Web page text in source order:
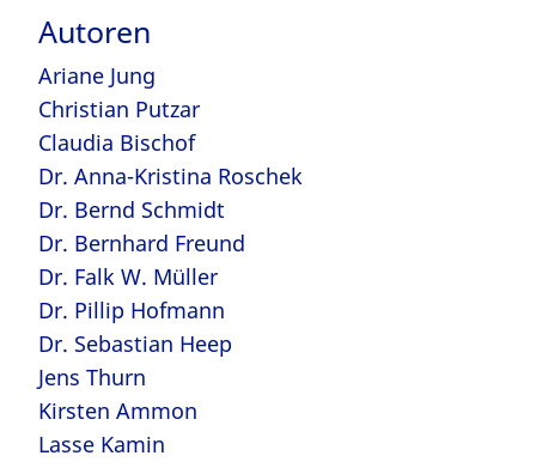
Autoren
Ariane Jung
Christian Putzar
Claudia Bischof
Dr. Anna-Kristina Roschek
Dr. Bernd Schmidt
Dr. Bernhard Freund
Dr. Falk W. Müller
Dr. Pillip Hofmann
Dr. Sebastian Heep
Jens Thurn
Kirsten Ammon
Lasse Kamin